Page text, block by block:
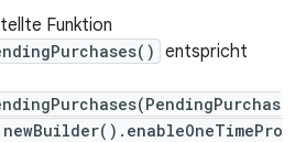
Funktion
entspricht